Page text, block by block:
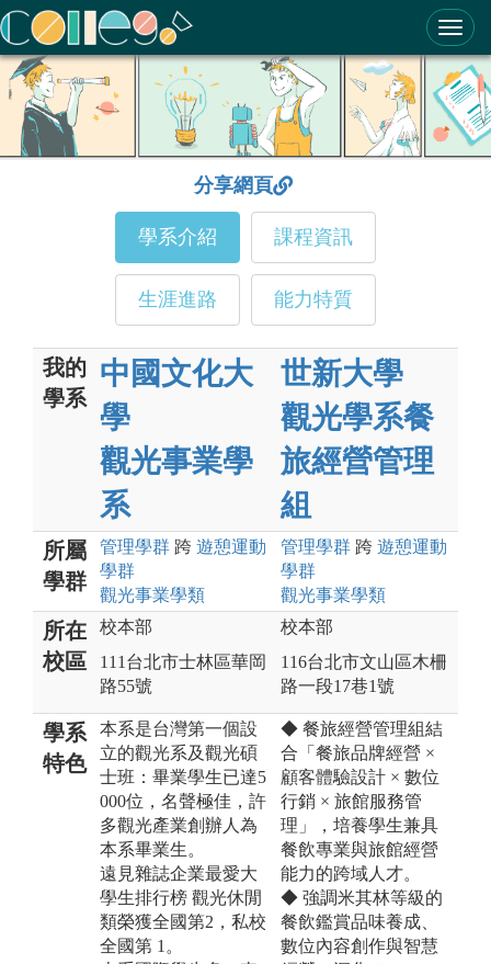
ColleGo! 大學選才與高中育才輔助系統
分享網頁
學系介紹 課程資訊
生涯進路 能力特質
我的
學系
中國文化大
學
觀光事業學
系
世新大學
觀光學系餐
旅經營管理
組
所屬
學群
管理學群 跨 遊憩運動
學群
觀光事業學類
管理學群 跨 遊憩運動
學群
觀光事業學類
所在
校區
校本部
111台北市士林區華岡
路55號
校本部
116台北市文山區木柵
路一段17巷1號
學系
特色
本系是台灣第一個設
立的觀光系及觀光碩
士班：畢業學生已達5
000位，名聲極佳，許
多觀光產業創辦人為
本系畢業生。
遠見雜誌企業最愛大
學生排行榜 觀光休閒
類榮獲全國第2，私校
全國第 1。
◆ 餐旅經營管理組結
合「餐旅品牌經營 ×
顧客體驗設計 × 數位
行銷 × 旅館服務管
理」，培養學生兼具
餐飲專業與旅館經營
能力的跨域人才。
◆ 強調米其林等級的
餐飲鑑賞品味養成、
數位內容創作與智慧